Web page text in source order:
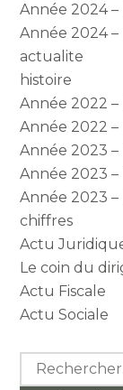
Année 2024 –
Année 2024
actualite
histoire
Année 2022
Année 2022
Année 2023 –
Année 2023
Année 2023
chiffres
Actu
Le coin du
Actu Fiscale
Actu Sociale
Rechercher :